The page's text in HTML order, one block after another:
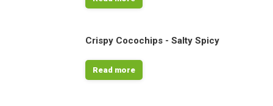
Crispy Cocochips - Salty Spicy
Read more